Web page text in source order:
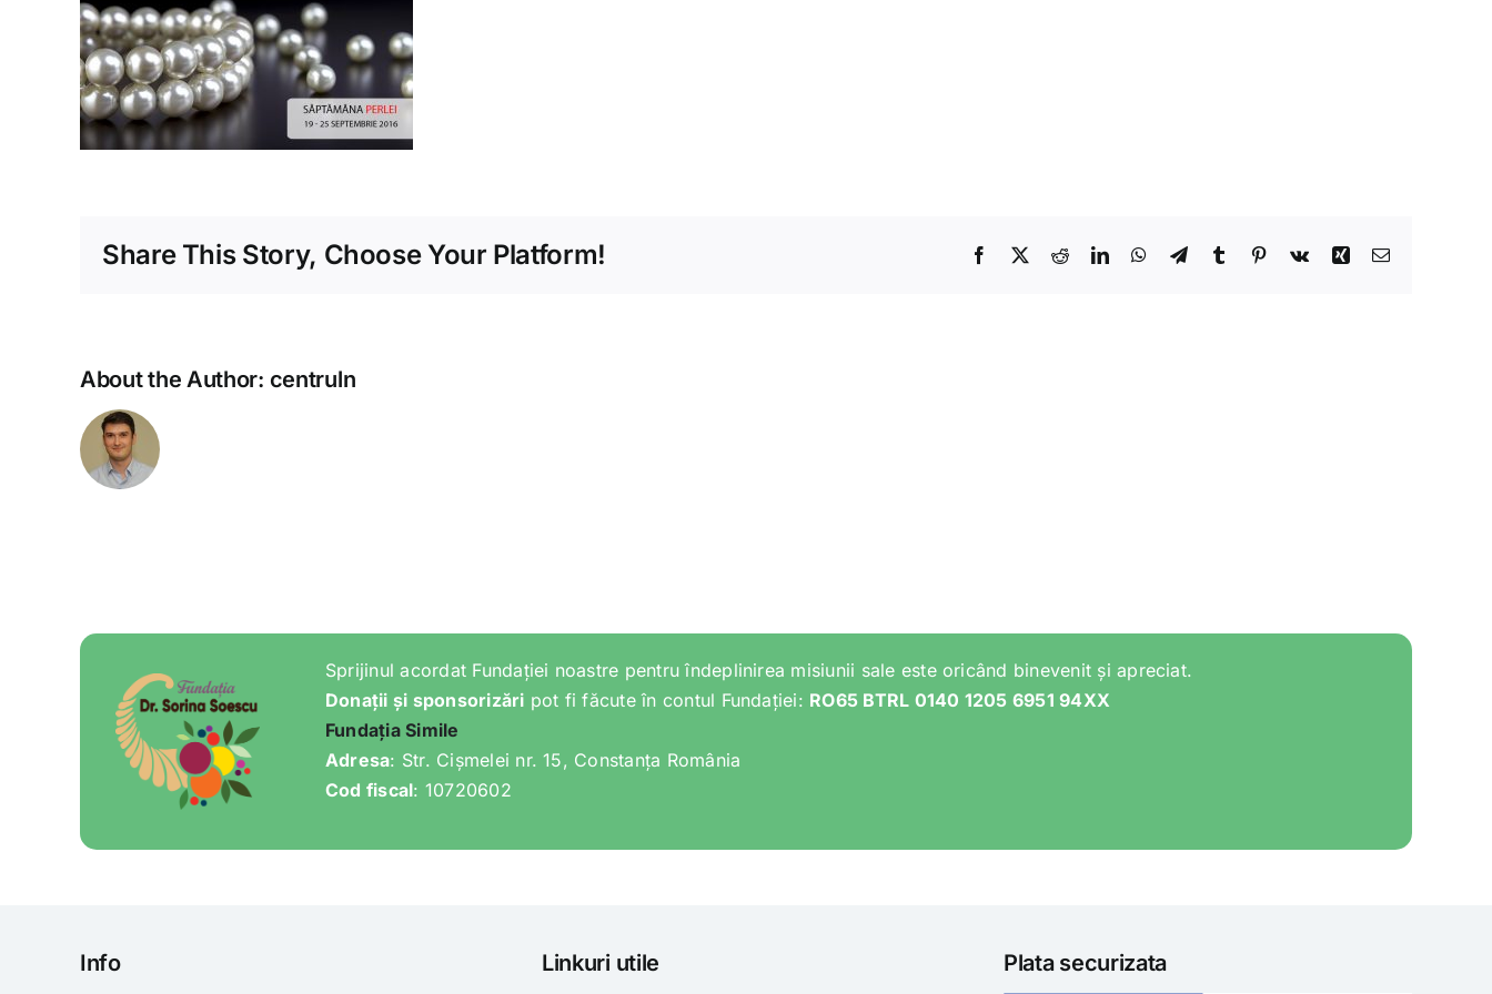
Share This Story, Choose Your Platform! Facebook
X RedditLinkedInWhatsApp
TelegramTumblr Pinterest
Vk Xing Email
About the Author: centruln
Sprijinul acordat Fundației noastre pentru îndeplinirea misiunii sale este oricând binevenit și apreciat.
Donații și sponsorizări pot fi făcute în contul Fundației: RO65 BTRL 0140 1205 6951 94XX
Fundația Simile
Adresa: Str. Cișmelei nr. 15, Constanța România
Cod fiscal: 10720602
Info Linkuri utile Plata securizata